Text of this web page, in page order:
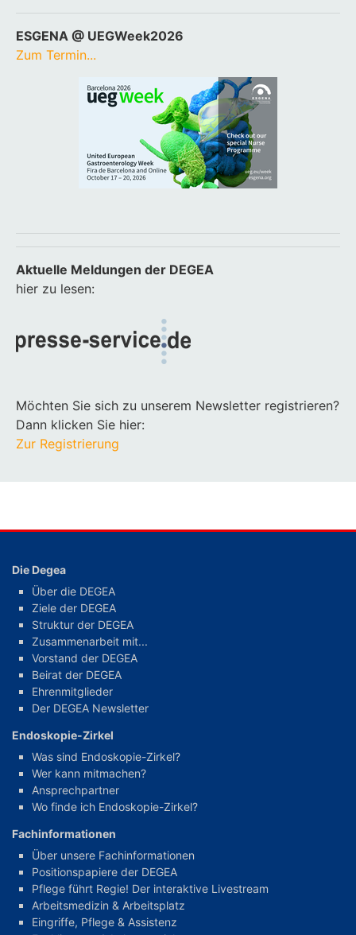
ESGENA @ UEGWeek2026
Zum Termin...
Aktuelle Meldungen der DEGEA
hier zu lesen:
Möchten Sie sich zu unserem Newsletter registrieren?
Dann klicken Sie hier:
Zur Registrierung
Die Degea
Über die DEGEA
Ziele der DEGEA
Struktur der DEGEA
Zusammenarbeit mit...
Vorstand der DEGEA
Beirat der DEGEA
Ehrenmitglieder
Der DEGEA Newsletter
Endoskopie-Zirkel
Was sind Endoskopie-Zirkel?
Wer kann mitmachen?
Ansprechpartner
Wo finde ich Endoskopie-Zirkel?
Fachinformationen
Über unsere Fachinformationen
Positionspapiere der DEGEA
Pflege führt Regie! Der interaktive Livestream
Arbeitsmedizin & Arbeitsplatz
Eingriffe, Pflege & Assistenz